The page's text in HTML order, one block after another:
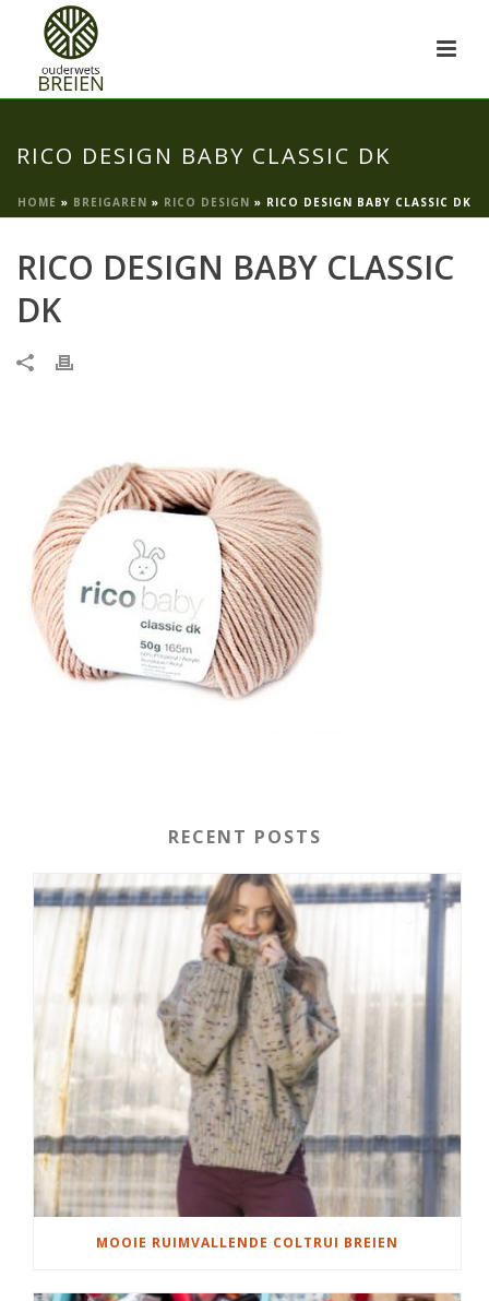
RICO DESIGN BABY CLASSIC DK
HOME » BREIGAREN » RICO DESIGN » RICO DESIGN BABY CLASSIC DK
RICO DESIGN BABY CLASSIC
DK
RECENT POSTS
MOOIE RUIMVALLENDE COLTRUI BREIEN